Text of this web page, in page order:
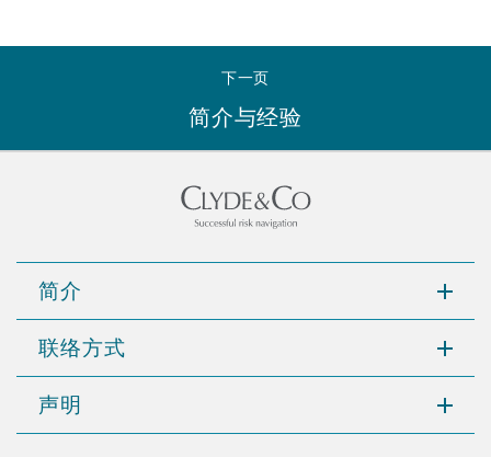
下一页
简介与经验
简介
联络方式
声明